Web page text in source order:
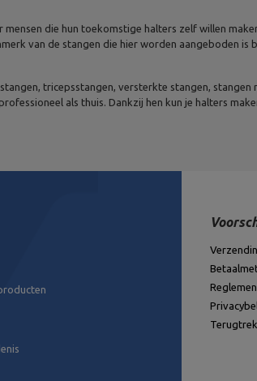
die hun toekomstige halters zelf willen
van de stangen die hier worden aangeboden
tricepsstangen, versterkte stangen,
als thuis. Dankzij hen kun je halters